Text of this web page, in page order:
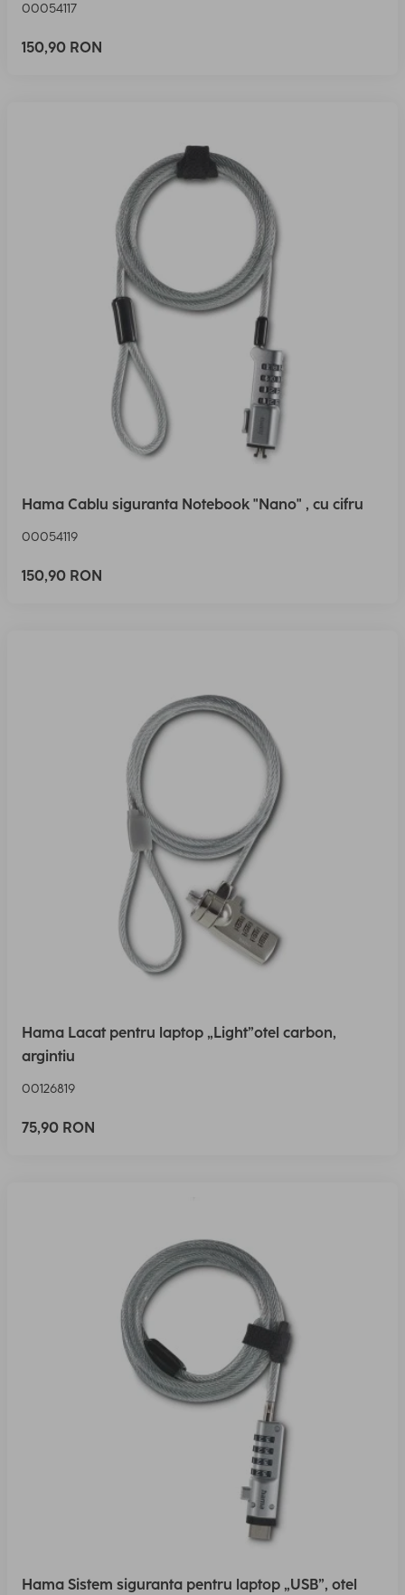
00054117
150,90 RON
Hama Cablu siguranta Notebook "Nano" , cu cifru
00054119
150,90 RON
Hama Lacat pentru laptop „Light”otel carbon,
argintiu
00126819
75,90 RON
Hama Sistem siguranta pentru laptop „USB”, otel